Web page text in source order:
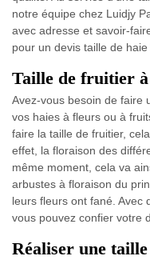
notre équipe chez Luidjy
avec adresse et savoir-
pour un devis taille de
Taille de fruitier
Avez-vous besoin de faire
vos haies à fleurs ou à
faire la taille de fruitier,
effet, la floraison des
même moment, cela va
arbustes à floraison du
leurs fleurs ont fané. Avec
vous pouvez confier votre
Réaliser une